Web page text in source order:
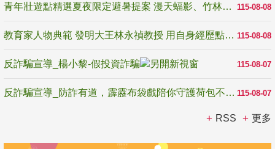
115-08-08
青年壯遊點精選夏夜限定避暑提案 漫天蝠影、竹林尋蛙、茶香夜觀 邀青年暮色出發
115-08-08
教育家人物典範 發明大王林永禎教授 用自身經歷點亮學生的路
115-08-07
反詐騙宣導_楊小黎-假投資詐騙
115-08-07
反詐騙宣導_防詐有道，霹靂布袋戲陪你守護荷包不受騙
RSS 更多